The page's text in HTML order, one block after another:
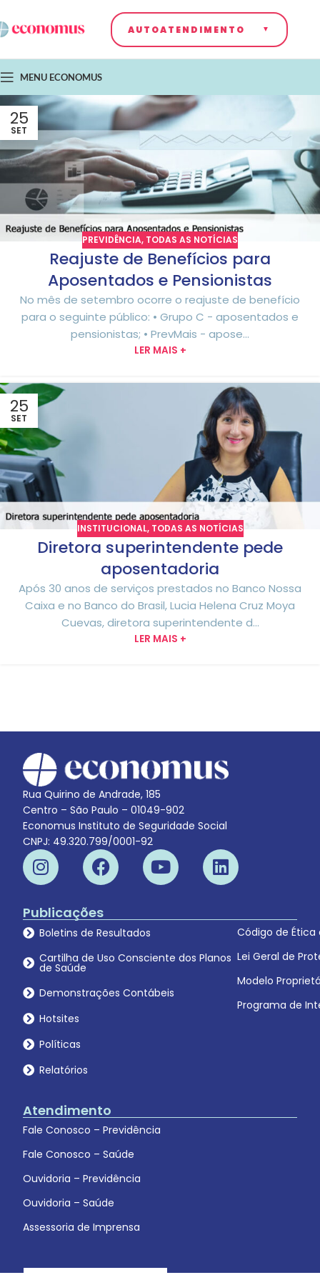
AUTOATENDIMENTO
MENU ECONOMUS
25
SET
PREVIDÊNCIA, TODAS AS NOTÍCIAS
Reajuste de Benefícios para
Aposentados e Pensionistas
No mês de setembro ocorre o reajuste de benefício
para o seguinte público: • Grupo C - aposentados e
pensionistas; • PrevMais - apose...
LER MAIS +
25
SET
INSTITUCIONAL, TODAS AS NOTÍCIAS
Diretora superintendente pede
aposentadoria
Após 30 anos de serviços prestados no Banco Nossa
Caixa e no Banco do Brasil, Lucia Helena Cruz Moya
Cuevas, diretora superintendente d...
LER MAIS +
Rua Quirino de Andrade, 185
Centro – São Paulo – 01049-902
Economus Instituto de Seguridade Social
CNPJ: 49.320.799/0001-92
Publicações
Boletins de Resultados
Cartilha de Uso Consciente dos Planos
de Saúde
Demonstrações Contábeis
Hotsites
Políticas
Relatórios
Código de
Lei Geral de
Modelo
Programa de
Atendimento
Fale Conosco – Previdência
Fale Conosco – Saúde
Ouvidoria – Previdência
Ouvidoria – Saúde
Assessoria de Imprensa